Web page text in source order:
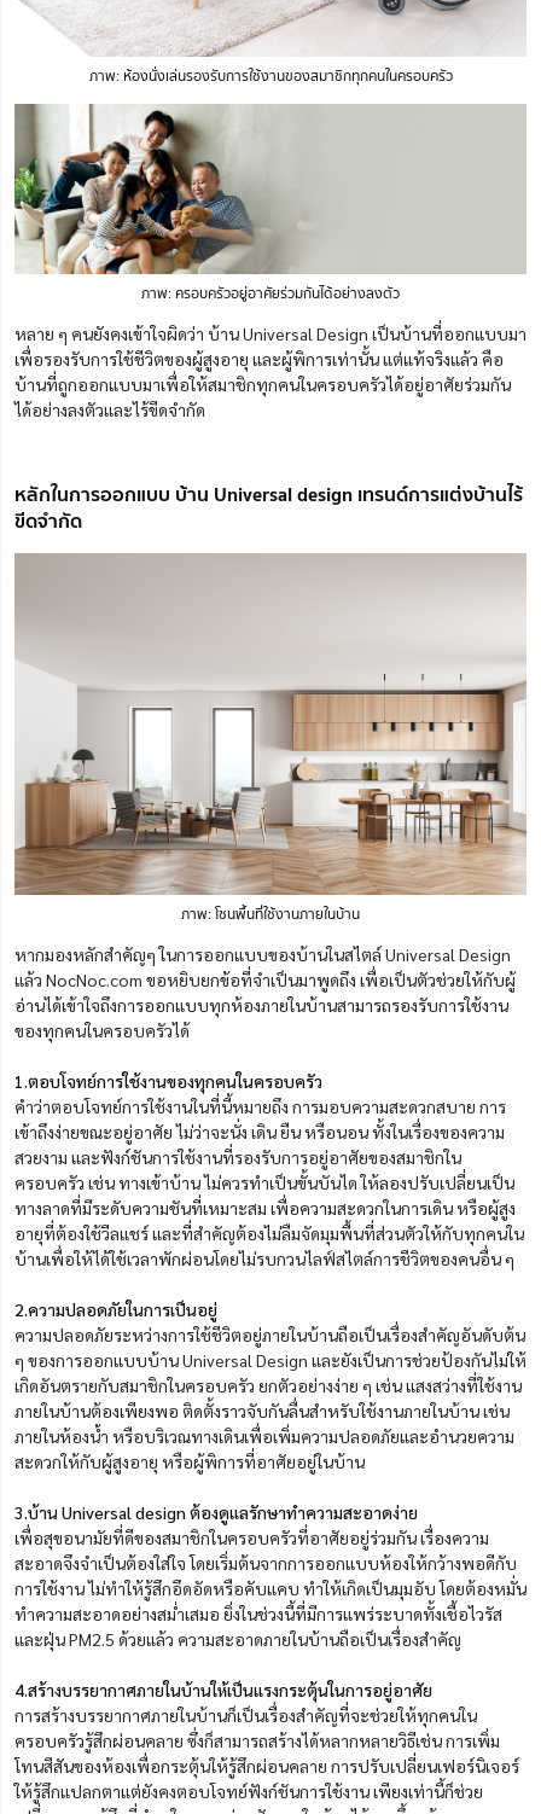
ภาพ: ห้องนั่งเล่นรองรับการใช้งานของสมาชิกทุกคนในครอบครัว
ภาพ: ครอบครัวอยู่อาศัยร่วมกันได้อย่างลงตัว
หลาย ๆ คนยังคงเข้าใจผิดว่า บ้าน Universal Design เป็นบ้านที่ออกแบบมา
เพื่อรองรับการใช้ชีวิตของผู้สูงอายุ และผู้พิการเท่านั้น แต่แท้จริงแล้ว คือ
บ้านที่ถูกออกแบบมาเพื่อให้สมาชิกทุกคนในครอบครัวได้อยู่อาศัยร่วมกัน
ได้อย่างลงตัวและไร้ขีดจำกัด
หลักในการออกแบบ บ้าน Universal design เทรนด์การแต่งบ้านไร้
ขีดจำกัด
ภาพ: โซนพื้นที่ใช้งานภายในบ้าน
หากมองหลักสำคัญๆ ในการออกแบบของบ้านในสไตล์ Universal Design
แล้ว NocNoc.com ขอหยิบยกข้อที่จำเป็นมาพูดถึง เพื่อเป็นตัวช่วยให้กับผู้
อ่านได้เข้าใจถึงการออกแบบทุกห้องภายในบ้านสามารถรองรับการใช้งาน
ของทุกคนในครอบครัวได้
1.ตอบโจทย์การใช้งานของทุกคนในครอบครัว
คำว่าตอบโจทย์การใช้งานในที่นี้หมายถึง การมอบความสะดวกสบาย การ
เข้าถึงง่ายขณะอยู่อาศัย ไม่ว่าจะนั่ง เดิน ยืน หรือนอน ทั้งในเรื่องของความ
สวยงาม และฟังก์ชันการใช้งานที่รองรับการอยู่อาศัยของสมาชิกใน
ครอบครัว เช่น ทางเข้าบ้าน ไม่ควรทำเป็นขั้นบันได ให้ลองปรับเปลี่ยนเป็น
ทางลาดที่มีระดับความชันที่เหมาะสม เพื่อความสะดวกในการเดิน หรือผู้สูง
อายุที่ต้องใช้วีลแชร์ และที่สำคัญต้องไม่ลืมจัดมุมพื้นที่ส่วนตัวให้กับทุกคนใน
บ้านเพื่อให้ได้ใช้เวลาพักผ่อนโดยไม่รบกวนไลฟ์สไตล์การชีวิตของคนอื่น ๆ
2.ความปลอดภัยในการเป็นอยู่
ความปลอดภัยระหว่างการใช้ชีวิตอยู่ภายในบ้านถือเป็นเรื่องสำคัญอันดับต้น
ๆ ของการออกแบบบ้าน Universal Design และยังเป็นการช่วยป้องกันไม่ให้
เกิดอันตรายกับสมาชิกในครอบครัว ยกตัวอย่างง่าย ๆ เช่น แสงสว่างที่ใช้งาน
ภายในบ้านต้องเพียงพอ ติดตั้งราวจับกันลื่นสำหรับใช้งานภายในบ้าน เช่น
ภายในห้องน้ำ หรือบริเวณทางเดินเพื่อเพิ่มความปลอดภัยและอำนวยความ
สะดวกให้กับผู้สูงอายุ หรือผู้พิการที่อาศัยอยู่ในบ้าน
3.บ้าน Universal design ต้องดูแลรักษาทำความสะอาดง่าย
เพื่อสุขอนามัยที่ดีของสมาชิกในครอบครัวที่อาศัยอยู่ร่วมกัน เรื่องความ
สะอาดจึงจำเป็นต้องใส่ใจ โดยเริ่มต้นจากการออกแบบห้องให้กว้างพอดีกับ
การใช้งาน ไม่ทำให้รู้สึกอึดอัดหรือคับแคบ ทำให้เกิดเป็นมุมอับ โดยต้องหมั่น
ทำความสะอาดอย่างสม่ำเสมอ ยิ่งในช่วงนี้ที่มีการแพร่ระบาดทั้งเชื้อไวรัส
และฝุ่น PM2.5 ด้วยแล้ว ความสะอาดภายในบ้านถือเป็นเรื่องสำคัญ
4.สร้างบรรยากาศภายในบ้านให้เป็นแรงกระตุ้นในการอยู่อาศัย
การสร้างบรรยากาศภายในบ้านก็เป็นเรื่องสำคัญที่จะช่วยให้ทุกคนใน
ครอบครัวรู้สึกผ่อนคลาย ซึ่งก็สามารถสร้างได้หลากหลายวิธีเช่น การเพิ่ม
โทนสีสันของห้องเพื่อกระตุ้นให้รู้สึกผ่อนคลาย การปรับเปลี่ยนเฟอร์นิเจอร์
ให้รู้สึกแปลกตาแต่ยังคงตอบโจทย์ฟังก์ชันการใช้งาน เพียงเท่านี้ก็ช่วย